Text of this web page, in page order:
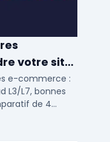
votre site
e-commerce :
L3/L7, bonnes
de 4